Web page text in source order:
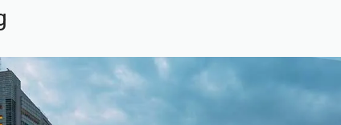
Sky
Building mit Lichtshow